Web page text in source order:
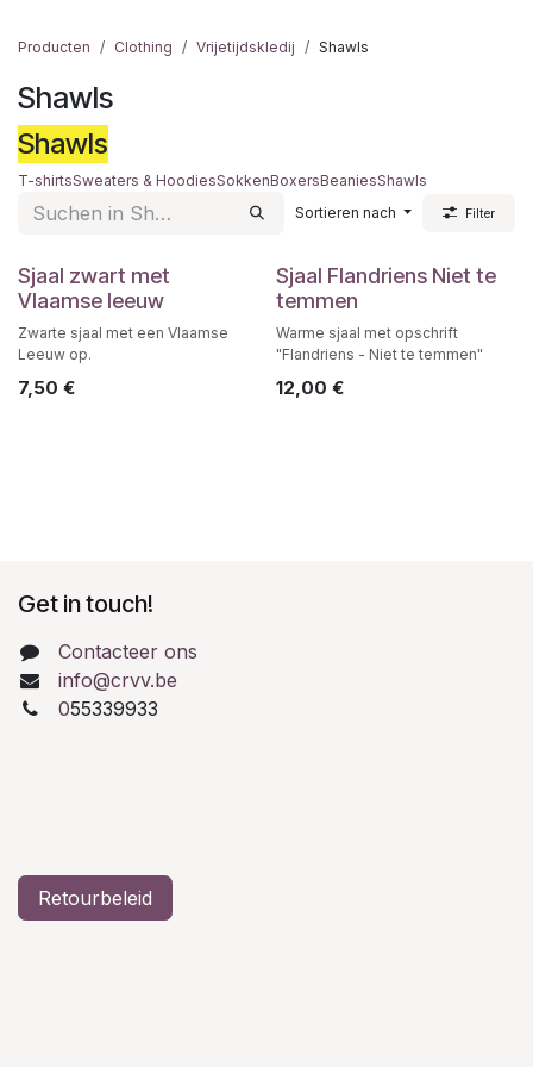
Producten Clothing Vrijetijdskledij Shawls
Shawls
Shawls
T-shirtsSweaters & HoodiesSokkenBoxersBeaniesShawls
Sortieren nach
Filter
Sjaal zwart met
Vlaamse leeuw
Zwarte sjaal met een Vlaamse
Leeuw op.
7,50 €
Sjaal Flandriens Niet te
temmen
Warme sjaal met opschrift
"Flandriens - Niet te temmen"
12,00 €
Get in touch!
Contacteer ons
info@crvv.be
055339933
Retourbeleid